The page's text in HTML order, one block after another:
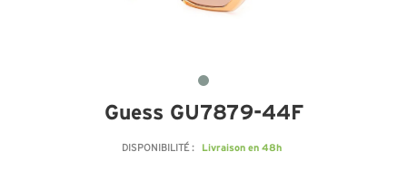
Guess GU7879-44F
DISPONIBILITÉ : Livraison en 48h